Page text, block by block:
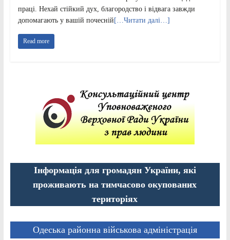
праці. Нехай стійкий дух, благородство і відвага завжди
допомагають у вашій почесній […Читати далі…]
Read more
Інформація для громадян України, які
проживають на тимчасово окупованих
територіях
Одеська районна військова адміністрація